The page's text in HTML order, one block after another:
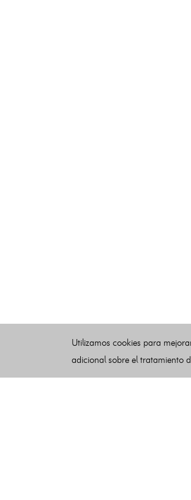
Utilizamos cookies para
adicional sobre el tratamiento